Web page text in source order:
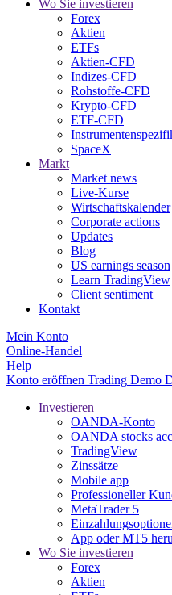
Wo Sie investieren
Forex
Aktien
ETFs
Aktien-CFD
Indizes-CFD
Rohstoffe-CFD
Krypto-CFD
ETF-CFD
SpaceX
Markt
Market news
Live-Kurse
Wirtschaftskalender
Corporate actions
Updates
Blog
US earnings season
Learn TradingView
Client sentiment
Kontakt
Mein Konto
Online-Handel
Help
Konto eröffnen Trading Demo
Investieren
OANDA-Konto
OANDA stocks
TradingView
Zinssätze
Mobile app
Professioneller
MetaTrader 5
App oder MT5
Wo Sie investieren
Forex
Aktien